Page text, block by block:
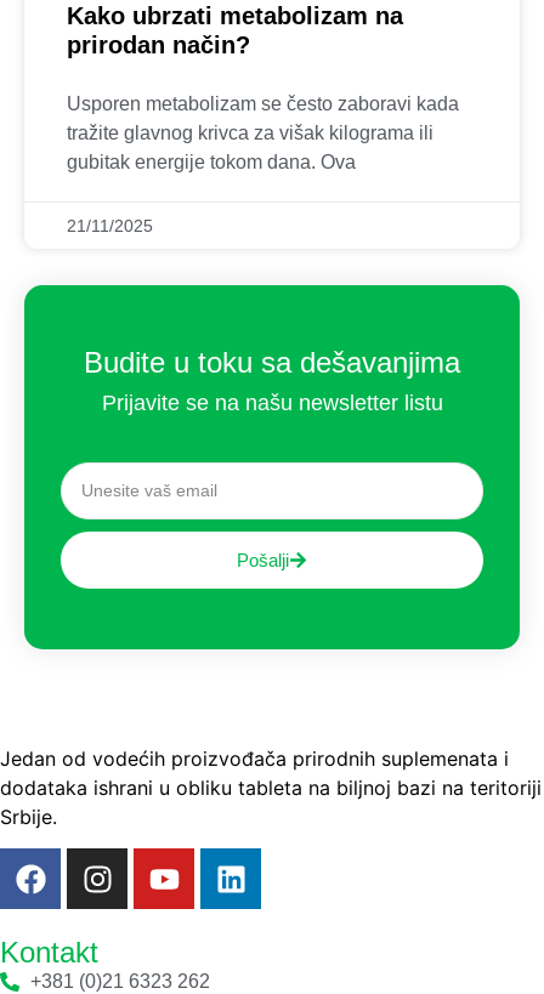
Kako ubrzati metabolizam na
prirodan način?
Usporen metabolizam se često zaboravi kada
tražite glavnog krivca za višak kilograma ili
gubitak energije tokom dana. Ova
21/11/2025
Budite u toku sa dešavanjima
Prijavite se na našu newsletter listu
Pošalji
Jedan od vodećih proizvođača prirodnih suplemenata i
dodataka ishrani u obliku tableta na biljnoj bazi na teritoriji
Srbije.
Kontakt
+381 (0)21 6323 262